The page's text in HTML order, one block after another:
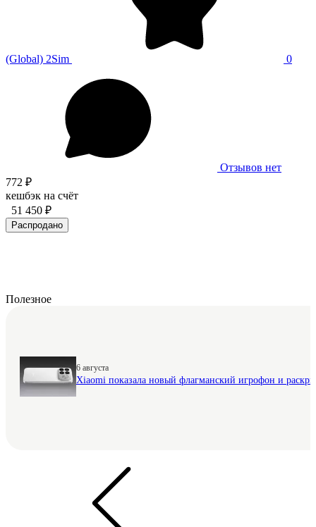
(Global) 2Sim 0
Отзывов нет
772 ₽
кешбэк на счёт
51 450 ₽
Распродано
Полезное
6 августа
Xiaomi показала новый флагманский игрофон и